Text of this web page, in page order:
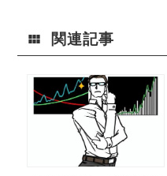
関連記事